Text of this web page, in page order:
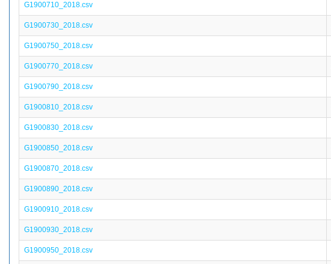
G1900710_2018.csv
G1900730_2018.csv
G1900750_2018.csv
G1900770_2018.csv
G1900790_2018.csv
G1900810_2018.csv
G1900830_2018.csv
G1900850_2018.csv
G1900870_2018.csv
G1900890_2018.csv
G1900910_2018.csv
G1900930_2018.csv
G1900950_2018.csv